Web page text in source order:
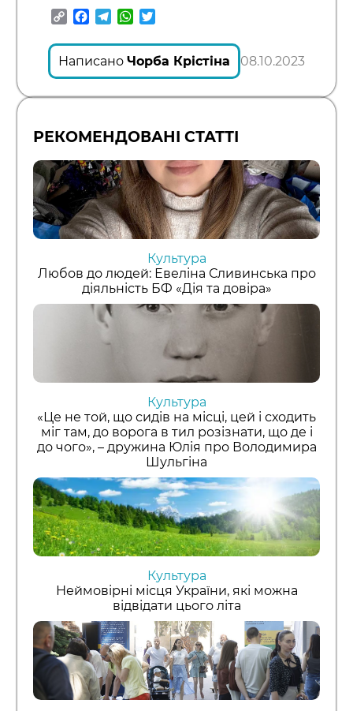
CopyFacebook
TelegramWhatsApp
Написано Чорба Крістіна 08.10.2023
РЕКОМЕНДОВАНІ СТАТТІ
Культура
Любов до людей: Евеліна Сливинська про
діяльність БФ «Дія та довіра»
Культура
«Це не той, що сидів на місці, цей і сходить
міг там, до ворога в тил розізнати, що де і
до чого», – дружина Юлія про Володимира
Шульгіна
Культура
Неймовірні місця України, які можна
відвідати цього літа